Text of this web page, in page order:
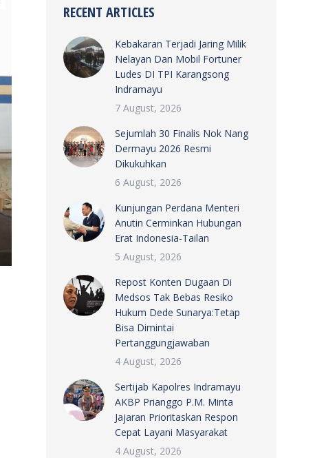
RECENT ARTICLES
Kebakaran Terjadi Jaring Milik
Nelayan Dan Mobil Fortuner
Ludes DI TPI Karangsong
Indramayu
7 August, 2026
Sejumlah 30 Finalis Nok Nang
Dermayu 2026 Resmi
Dikukuhkan
6 August, 2026
Kunjungan Perdana Menteri
Anutin Cerminkan Hubungan
Erat Indonesia-Tailan
5 August, 2026
Repost Konten Dugaan Di
Medsos Tak Bebas Resiko
Hukum Dede Sunarya:Tetap
Bisa Dimintai
Pertanggungjawaban
4 August, 2026
Sertijab Kapolres Indramayu
AKBP Prianggo P.M. Minta
Jajaran Prioritaskan Respon
Cepat Layani Masyarakat
4 August, 2026